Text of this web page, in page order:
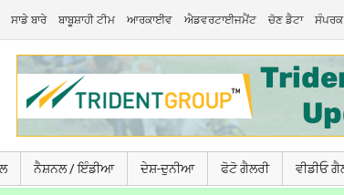
ਸਾਡੇ ਬਾਰੇ ਬਾਬੂਸ਼ਾਹੀ ਟੀਮ ਆਰਕਾਈਵ ਐਡਵਰਟਾਈਜਮੈਂਟ ਚੋਣ ਡੈਟਾ ਸੰਪਰਕ
ਨੈਸ਼ਨਲ / ਇੰਡੀਆ ਦੇਸ਼-ਦੁਨੀਆ ਫੋਟੋ ਗੈਲਰੀ ਵੀਡੀਓ